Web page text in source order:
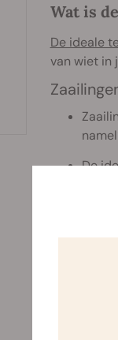
Wat is
De ideale
van wiet in
De
40-
De